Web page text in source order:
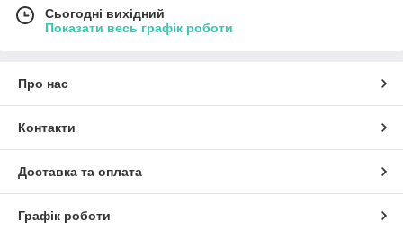
Сьогодні вихідний
Показати весь графік роботи
Про нас
Контакти
Доставка та оплата
Графік роботи